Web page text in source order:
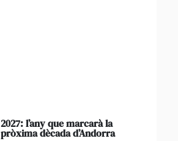
2027: l’any que marcarà la
pròxima dècada d’Andorra